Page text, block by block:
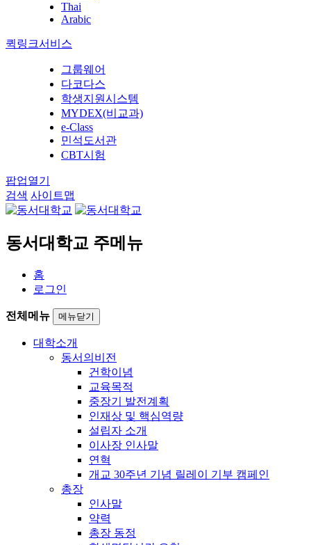
Thai
Arabic
퀵링크서비스
그룹웨어
다코다스
학생지원시스템
MYDEX(비교과)
e-Class
민석도서관
CBT시험
팝업열기
검색 사이트맵
동서대학교 주메뉴
홈
로그인
전체메뉴 메뉴닫기
대학소개
동서의비전
건학이념
교육목적
중장기 발전계획
인재상 및 핵심역량
설립자 소개
이사장 인사말
연혁
개교 30주년 기념 릴레이 기부 캠페인
총장
인사말
약력
총장 동정